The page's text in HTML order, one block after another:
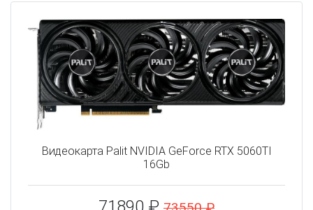
Видеокарта Palit NVIDIA GeForce RTX 5060TI
16Gb